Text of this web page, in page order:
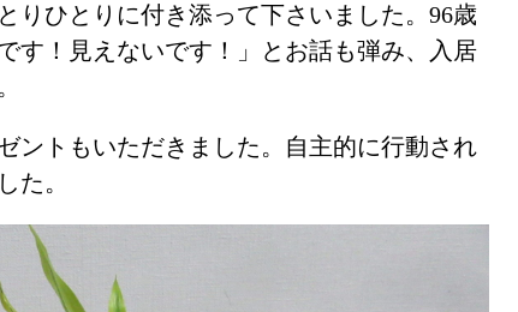
りひとりに付き添って下さいました。96歳
す！見えないです！」とお話も弾み、入居
ントもいただきました。自主的に行動され
た。